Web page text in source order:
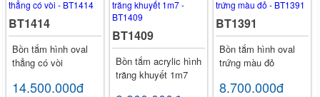
BT1414
Bồn tắm hình oval
thẳng có vòi
14.500.000đ
BT1409
Bồn tắm acrylic hình
trăng khuyết 1m7
BT1391
Bồn tắm hình oval
trứng màu đỏ
8.700.000đ